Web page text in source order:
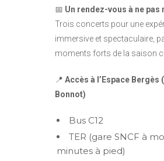
📅 Un rendez-vous à ne pas
Trois concerts pour une
immersive et spectaculaire,
moments forts de la saison
📍 Accès à l’Espace Bergès
Bonnot)
Bus C12
TER (gare SNCF à
minutes à pied)